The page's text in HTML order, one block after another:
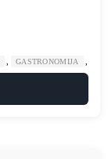
GASTRONOMIJA